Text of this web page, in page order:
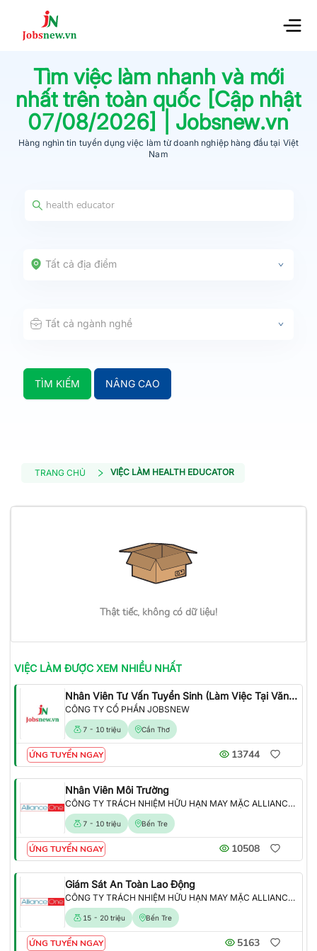
Tìm việc làm nhanh và mới
nhất trên toàn quốc [Cập nhật
07/08/2026] | Jobsnew.vn
Hàng nghìn tin tuyển dụng việc làm từdoanh nghiệp hàng đầu tại Việt
Nam
Tất cả địa điểm
Tất cả ngành nghề
TÌM KIẾM NÂNG CAO
TRANG CHỦ VIỆC LÀM HEALTH EDUCATOR
Thật tiếc, không có dữ liệu!
VIỆC LÀM ĐƯỢC XEM NHIỀU NHẤT
Nhân Viên Tư Vấn Tuyển Sinh (Làm Việc Tại Văn Phòng)
CÔNG TY CỔ PHẦN JOBSNEW
7 - 10 triệu Cần Thơ
ỨNG TUYỂN NGAY 13744
Nhân Viên Môi Trường
CÔNG TY TRÁCH NHIỆM HỮU HẠN MAY MẶC ALLIANCE ONE
7 - 10 triệu Bến Tre
ỨNG TUYỂN NGAY 10508
Giám Sát An Toàn Lao Động
CÔNG TY TRÁCH NHIỆM HỮU HẠN MAY MẶC ALLIANCE ONE
15 - 20 triệu Bến Tre
ỨNG TUYỂN NGAY 5163